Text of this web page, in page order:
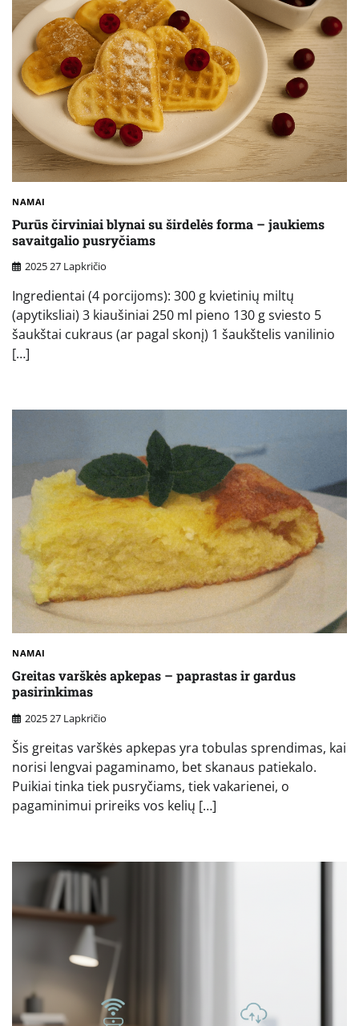
NAMAI
Purūs čirviniai blynai su širdelės forma – jaukiems
savaitgalio pusryčiams
2025 27 Lapkričio
Ingredientai (4 porcijoms): 300 g kvietinių miltų
(apytiksliai) 3 kiaušiniai 250 ml pieno 130 g sviesto 5
šaukštai cukraus (ar pagal skonį) 1 šaukštelis vanilinio
[…]
NAMAI
Greitas varškės apkepas – paprastas ir gardus
pasirinkimas
2025 27 Lapkričio
Šis greitas varškės apkepas yra tobulas sprendimas, kai
norisi lengvai pagaminamo, bet skanaus patiekalo.
Puikiai tinka tiek pusryčiams, tiek vakarienei, o
pagaminimui prireiks vos kelių […]